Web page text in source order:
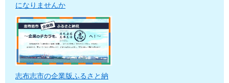
になりませんか
志布志市の企業版ふるさと納